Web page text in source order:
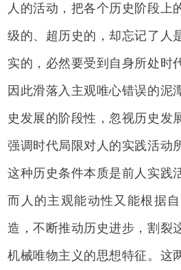
人的活动，把各个历史阶段上
级的、超历史的，却忘记了人
实的，必然要受到自身所处时
因此滑落入主观唯心错误的泥
史发展的阶段性，忽视历史发
强调时代局限对人的实践活动
这种历史条件本质是前人实践
而人的主观能动性又能根据
造，不断推动历史进步，割裂
机械唯物主义的思想特征。这